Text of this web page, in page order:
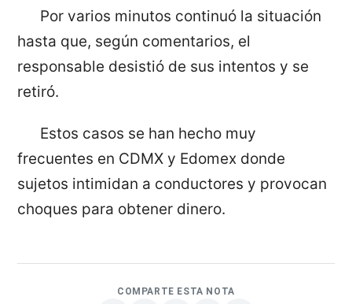
Por varios minutos continuó la situación
hasta que, según comentarios, el
responsable desistió de sus intentos y se
retiró.
Estos casos se han hecho muy
frecuentes en CDMX y Edomex donde
sujetos intimidan a conductores y provocan
choques para obtener dinero.
COMPARTE ESTA NOTA